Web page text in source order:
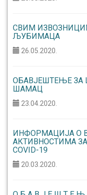
СВИМ
ЉУБИМАЦА
26.05.2020.
ОБАВЈЕШТЕЊЕ ЗА
ШАМАЦ
23.04.2020.
ИНФОРМАЦИЈА О
АКТИВНОСТИМА
COVID-19
20.03.2020.